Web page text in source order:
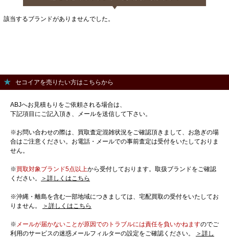
該当するブランドがありませんでした。
セコイアを売りたい方はこちらから
ABJへお見積もりをご依頼される場合は、
下記項目にご記入頂き、メールを送信して下さい。
※お問い合わせの際は、買取査定混雑状況をご確認頂きまして、お急ぎの場
合はご注意ください。お電話・メールでの事前査定は受付をいたしておりま
せん。
※買取対象ブランド5点以上から受付しております。取扱ブランドをご確認
ください。
＞詳しくはこちら
※沖縄・離島を含む一部地域につきましては、宅配買取の受付をいたしてお
りません。
＞詳しくはこちら
※ メールが届かないことが原因でのトラブルには責任を負いかねますのでご
利用のサービスの迷惑メールフィルターの設定をご確認ください。
＞詳し